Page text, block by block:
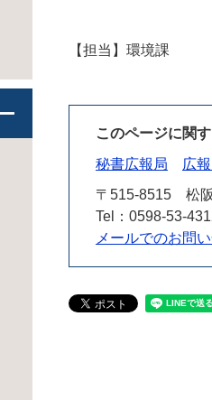
【担当】環境課
このページに関
秘書広報局
広
〒515-8515
松
Tel：0598-53-
メールでのお問